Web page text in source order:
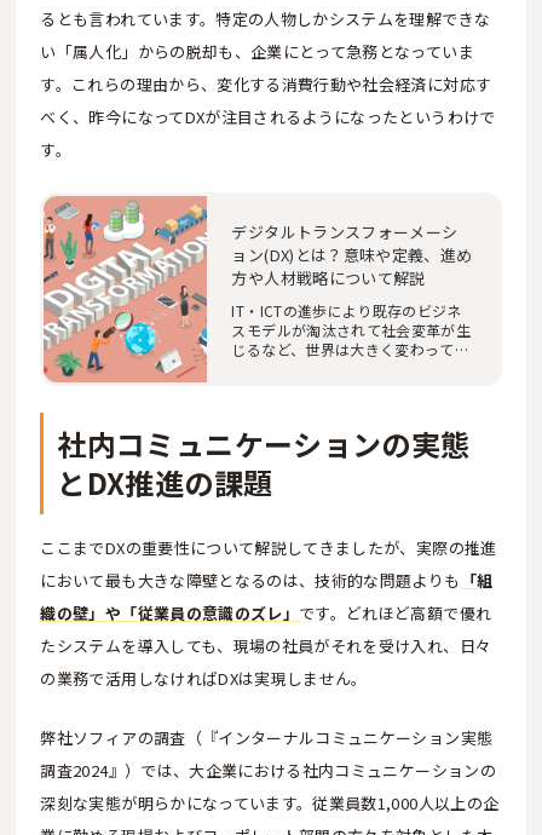
るとも言われています。特定の人物しかシステムを理解できな
い「属人化」からの脱却も、企業にとって急務となっていま
す。これらの理由から、変化する消費行動や社会経済に対応す
べく、昨今になってDXが注目されるようになったというわけで
す。
デジタルトランスフォーメーシ
ョン(DX)とは？意味や定義、進め
方や人材戦略について解説
IT・ICTの進歩により既存のビジネ
スモデルが淘汰されて社会変革が生
じるなど、世界は大きく変わってき
社内コミュニケーションの実態
とDX推進の課題
ここまでDXの重要性について解説してきましたが、実際の推進
において最も大きな障壁となるのは、技術的な問題よりも 「組
織の壁」や「従業員の意識のズレ」 です。どれほど高額で優れ
たシステムを導入しても、現場の社員がそれを受け入れ、日々
の業務で活用しなければDXは実現しません。
弊社ソフィアの調査（『インターナルコミュニケーション実態
調査2024』）では、大企業における社内コミュニケーションの
深刻な実態が明らかになっています。従業員数1,000人以上の企